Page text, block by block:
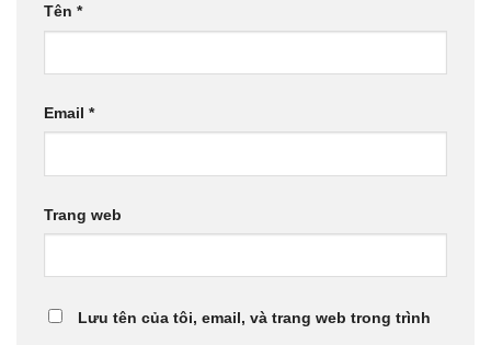
Tên *
Email *
Trang web
Lưu tên của tôi, email, và trang web trong trình